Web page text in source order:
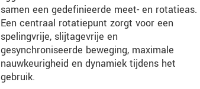
samen een gedefinieerde meet- en rotatieas.
Een centraal rotatiepunt zorgt voor een
spelingvrije, slijtagevrije en
gesynchroniseerde beweging, maximale
nauwkeurigheid en dynamiek tijdens het
gebruik.